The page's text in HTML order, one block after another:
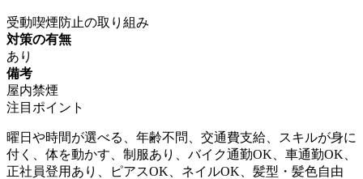
受動喫煙防止の取り組み
対策の有無
あり
備考
屋内禁煙
注目ポイント
曜日や時間が選べる、年齢不問、交通費支給、スキルが身に
付く、体を動かす、制服あり、バイク通勤OK、車通勤OK、
正社員登用あり、ピアスOK、ネイルOK、髪型・髪色自由